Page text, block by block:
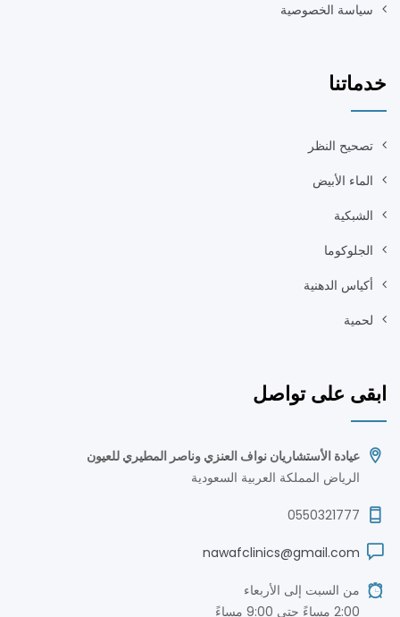
سياسة الخصوصية
خدماتنا
تصحيح النظر
الماء الأبيض
الشبكية
الجلوكوما
أكياس الدهنية
لحمية
ابقى على تواصل
عيادة الأستشاريان نواف العنزي وناصر المطيري للعيون
الرياض المملكة العربية السعودية
0550321777
nawafclinics@gmail.com
من السبت إلى الأربعاء
2:00 مساءً حتى 9:00 مساءً